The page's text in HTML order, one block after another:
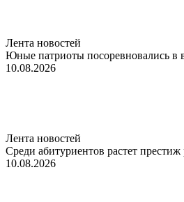
Лента новостей
Юные патриоты посоревновались в
10.08.2026
Лента новостей
Среди абитуриентов растет
10.08.2026